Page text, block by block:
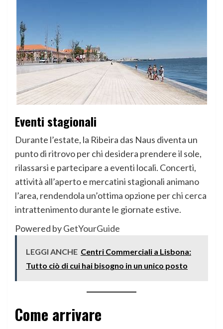
Eventi stagionali
Durante l’estate, la Ribeira das Naus diventa un
punto di ritrovo per chi desidera prendere il sole,
rilassarsi e partecipare a eventi locali. Concerti,
attività all’aperto e mercatini stagionali animano
l’area, rendendola un’ottima opzione per chi cerca
intrattenimento durante le giornate estive.
Powered byGetYourGuide
LEGGI ANCHE Centri Commerciali a Lisbona:
Tutto ciò di cui hai bisogno in un unico posto
Come arrivare